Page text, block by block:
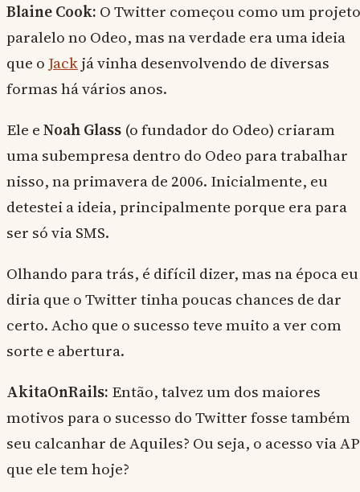
Blaine Cook: O Twitter começou como um projeto
paralelo no Odeo, mas na verdade era uma ideia
que o Jackjá vinha desenvolvendo de diversas
formas há vários anos.
Ele eNoah Glass (o fundador do Odeo) criaram
uma subempresa dentro do Odeo para trabalhar
nisso, na primavera de 2006. Inicialmente, eu
detestei a ideia, principalmente porque era para
ser só via SMS.
Olhando para trás, é difícil dizer, mas na época eu
diria que o Twitter tinha poucas chances de dar
certo. Acho que o sucesso teve muito a ver com
sorte e abertura.
AkitaOnRails: Então, talvez um dos maiores
motivos para o sucesso do Twitter fosse também
seu calcanhar de Aquiles? Ou seja, o acesso via
que ele tem hoje?